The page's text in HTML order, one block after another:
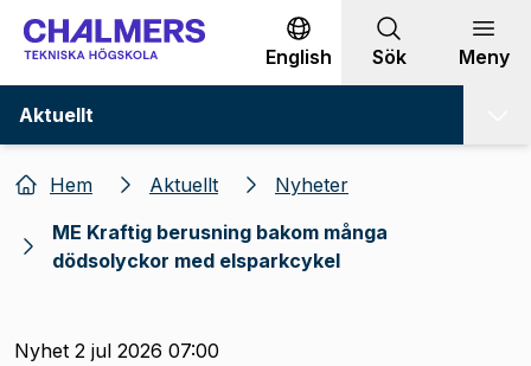
Gå till innehållet
English Sök Meny
Aktuellt
Hem Aktuellt
Nyheter
ME Kraftig berusning bakom många
dödsolyckor med elsparkcykel
Nyhet 2 jul 2026 07:00